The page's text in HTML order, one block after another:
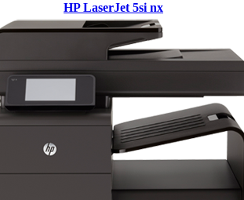
HP LaserJet 5si nx